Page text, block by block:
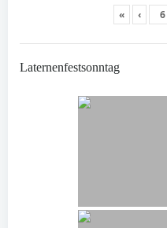
« ‹
Laternenfestsonntag